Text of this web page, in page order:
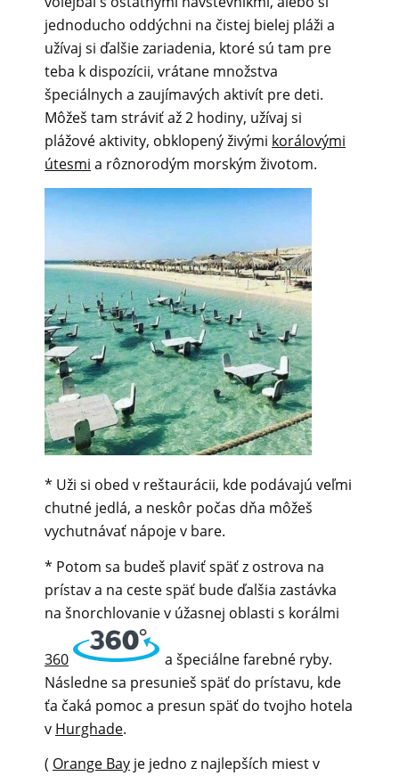
jednoducho oddýchni na čistej bielej pláži a
užívaj si ďalšie zariadenia, ktoré sú tam pre
teba k dispozícii, vrátane množstva
špeciálnych a zaujímavých aktivít pre deti.
Môžeš tam stráviť až 2 hodiny, užívaj si
plážové aktivity, obklopený živými korálovými
útesmi a rôznorodým morským životom.
* Uži si obed v reštaurácii, kde podávajú veľmi
chutné jedlá, a neskôr počas dňa môžeš
vychutnávať nápoje v bare.
* Potom sa budeš plaviť späť z ostrova na
prístav a na ceste späť bude ďalšia zastávka
na šnorchlovanie v úžasnej oblasti s korálmi
360
a špeciálne farebné ryby.
Následne sa presunieš späť do prístavu, kde
ťa čaká pomoc a presun späť do tvojho hotela
v Hurghade.
( Orange Bay je jedno z najlepších miest v